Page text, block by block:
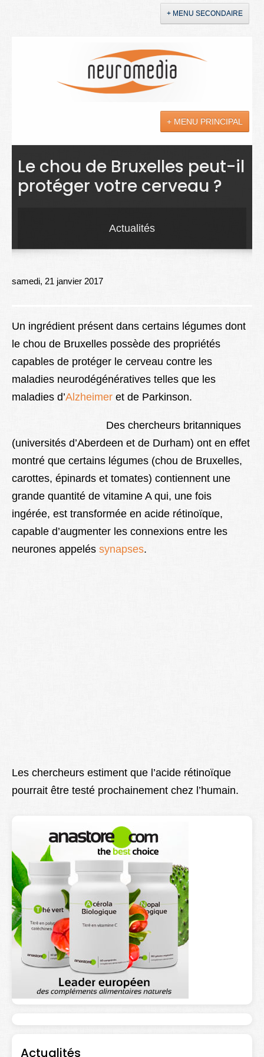
+ MENU SECONDAIRE
+ MENU PRINCIPAL
Actualités
Sciences
Droit
Lexique
Le chou de Bruxelles peut-il
protéger votre cerveau ?
Actualités
samedi, 21 janvier 2017
Un ingrédient présent dans certains légumes dont
le chou de Bruxelles possède des propriétés
capables de protéger le cerveau contre les
maladies neurodégénératives telles que les
maladies d’Alzheimer et de Parkinson.
Des chercheurs britanniques
(universités d’Aberdeen et de Durham) ont en effet
montré que certains légumes (chou de Bruxelles,
carottes, épinards et tomates) contiennent une
grande quantité de vitamine A qui, une fois
ingérée, est transformée en acide rétinoïque,
capable d’augmenter les connexions entre les
neurones appelés synapses.
Les chercheurs estiment que l’acide rétinoïque
pourrait être testé prochainement chez l’humain.
Actualités